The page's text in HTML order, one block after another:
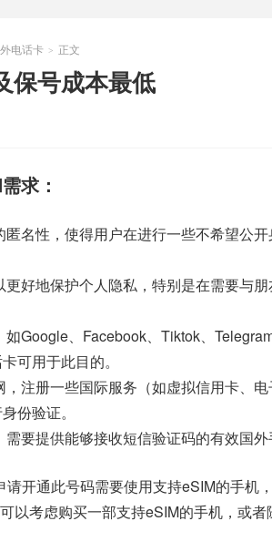
电话卡 > 正文
保号成本最低
求：
名性，使得用户在进行一些不希望公
好地保护个人隐私，特别是在需要与
Google、Facebook、Tiktok、
可用于此目的。
注册一些国际服务（如虚拟信用卡、
份验证。
要提供能够接收短信验证码的有效国
开通此号码需要使用支持eSIM的手机
以考虑购买一部支持eSIM的手机，或者